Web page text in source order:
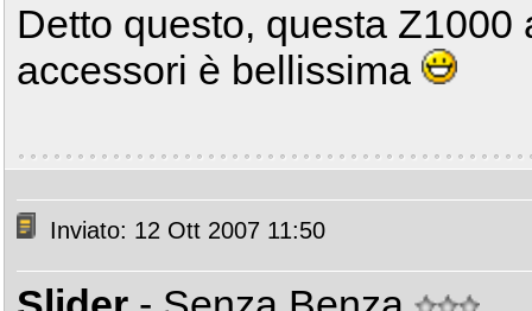
Detto questo, questa Z1000
accessori è bellissima
Inviato: 12 Ott 2007 11:50